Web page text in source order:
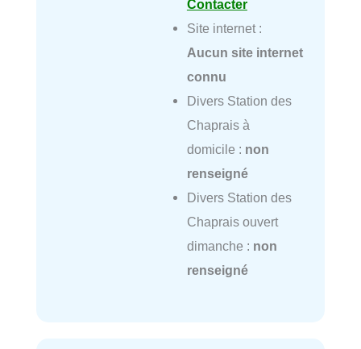
Contacter
Site internet :
Aucun site internet
connu
Divers Station des
Chaprais à
domicile : non
renseigné
Divers Station des
Chaprais ouvert
dimanche : non
renseigné